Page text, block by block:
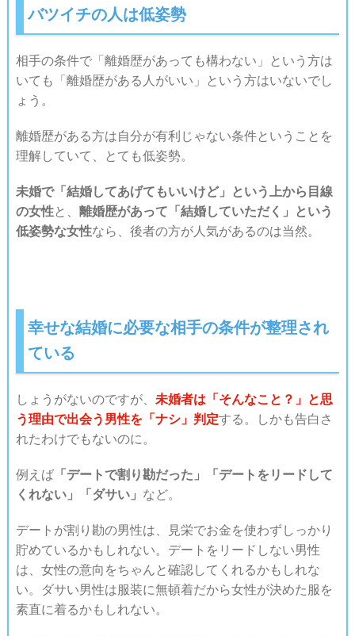
バツイチの人は低姿勢
相手の条件で「離婚歴があっても構わない」という方は
いても「離婚歴がある人がいい」という方はいないでし
ょう。
離婚歴がある方は自分が有利じゃない条件ということを
理解していて、とても低姿勢。
未婚で「結婚してあげてもいいけど」という上から目線
の女性と、 離婚歴があって「結婚していただく」という
低姿勢な女性なら、後者の方が人気があるのは当然。
幸せな結婚に必要な相手の条件が整理され
ている
しょうがないのですが、 未婚者は「そんなこと？」と思
う理由で出会う男性を「ナシ」判定する。しかも告白さ
れたわけでもないのに。
例えば「デートで割り勘だった」「デートをリードして
くれない」「ダサい」 など。
デートが割り勘の男性は、見栄でお金を使わずしっかり
貯めているかもしれない。デートをリードしない男性
は、女性の意向をちゃんと確認してくれるかもしれな
い。ダサい男性は服装に無頓着だから女性が決めた服を
素直に着るかもしれない。